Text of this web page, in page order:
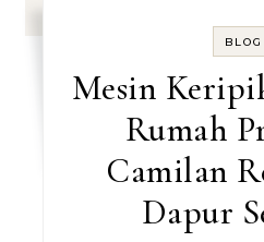
BLOG
Mesin
Rumah
Camilan
Dapur